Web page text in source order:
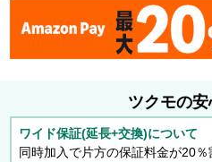
ツクモの安
ワイド保証(延長+交換)について
同時加入で片方の保証料金が20％